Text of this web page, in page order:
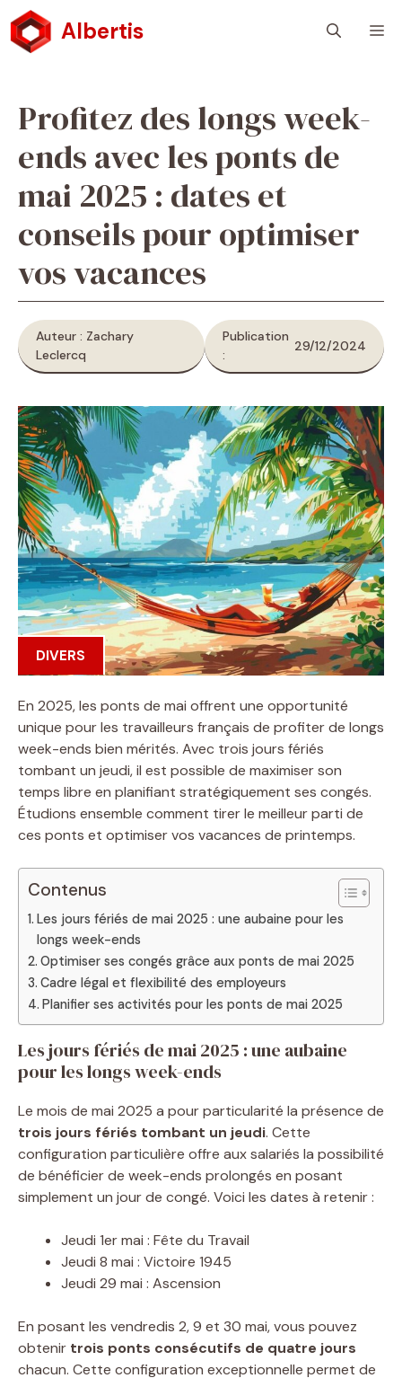
Aller
au
contenu
Albertis
Profitez des longs week-
ends avec les ponts de
mai 2025 : dates et
conseils pour optimiser
vos vacances
Auteur : Zachary
Leclercq
Publication
:
29/12/2024
DIVERS
En 2025, les ponts de mai offrent une opportunité
unique pour les travailleurs français de profiter de longs
week-ends bien mérités. Avec trois jours fériés
tombant un jeudi, il est possible de maximiser son
temps libre en planifiant stratégiquement ses congés.
Étudions ensemble comment tirer le meilleur parti de
ces ponts et optimiser vos vacances de printemps.
Contenus
Les jours fériés de mai 2025 : une aubaine pour les
longs week-ends
Optimiser ses congés grâce aux ponts de mai 2025
Cadre légal et flexibilité des employeurs
Planifier ses activités pour les ponts de mai 2025
Les jours fériés de mai 2025 : une aubaine
pour les longs week-ends
Le mois de mai 2025 a pour particularité la présence de
trois jours fériés tombant un jeudi. Cette
configuration particulière offre aux salariés la possibilité
de bénéficier de week-ends prolongés en posant
simplement un jour de congé. Voici les dates à retenir :
Jeudi 1er mai : Fête du Travail
Jeudi 8 mai : Victoire 1945
Jeudi 29 mai : Ascension
En posant les vendredis 2, 9 et 30 mai, vous pouvez
obtenir trois ponts consécutifs de quatre jours
chacun. Cette configuration exceptionnelle permet de